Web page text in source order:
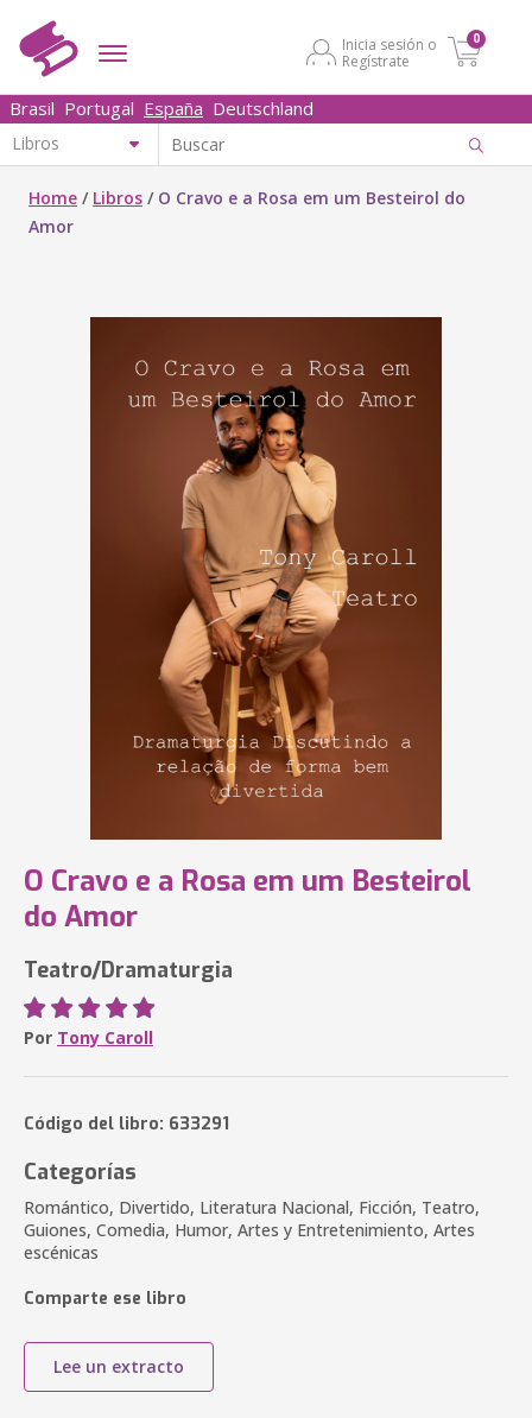
Inicia sesión o
Regístrate
0
Brasil Portugal España Deutschland
Home / Libros / O Cravo e a Rosa em um Besteirol do
Amor
O Cravo e a Rosa em um Besteirol
do Amor
Teatro/Dramaturgia
Por Tony Caroll
Código del libro: 633291
Categorías
Romántico, Divertido, Literatura Nacional, Ficción, Teatro,
Guiones, Comedia, Humor, Artes y Entretenimiento, Artes
escénicas
Comparte ese libro
Lee un extracto